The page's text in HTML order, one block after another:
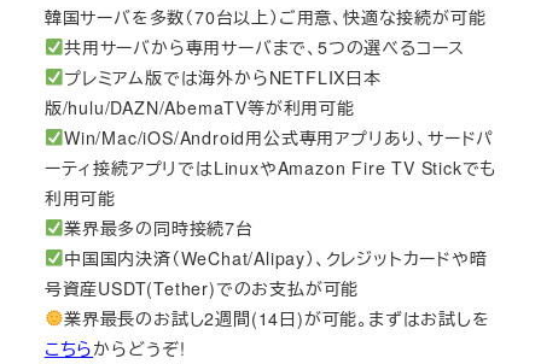
韓国サーバを多数（70台以上）ご用意、快適な接続が可能
共用サーバから専用サーバまで、5つの選べるコース
プレミアム版では海外からNETFLIX日本
版/hulu/DAZN/AbemaTV等が利用可能
Win/Mac/iOS/Android用公式専用アプリあり、サードパ
ーティ接続アプリではLinuxやAmazon Fire TV Stickでも
利用可能
業界最多の同時接続7台
中国国内決済（WeChat/Alipay）、クレジットカードや暗
号資産USDT(Tether)でのお支払が可能
業界最長のお試し2週間(14日)が可能。まずはお試しを
こちらからどうぞ!